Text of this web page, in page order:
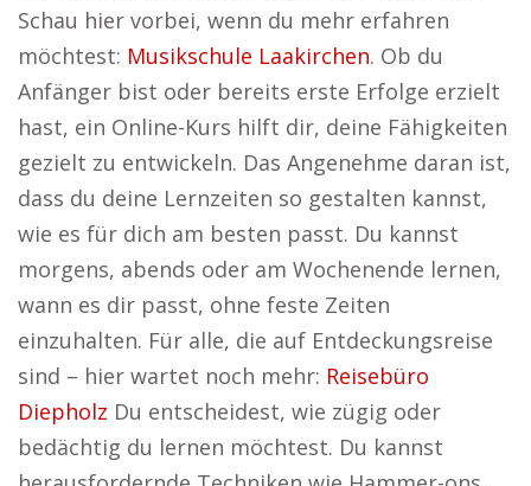
Schau hier vorbei, wenn du mehr erfahren
möchtest: Musikschule Laakirchen. Ob du
Anfänger bist oder bereits erste Erfolge erzielt
hast, ein Online-Kurs hilft dir, deine Fähigkeiten
gezielt zu entwickeln. Das Angenehme daran ist,
dass du deine Lernzeiten so gestalten kannst,
wie es für dich am besten passt. Du kannst
morgens, abends oder am Wochenende lernen,
wann es dir passt, ohne feste Zeiten
einzuhalten. Für alle, die auf Entdeckungsreise
sind – hier wartet noch mehr: Reisebüro
Diepholz Du entscheidest, wie zügig oder
bedächtig du lernen möchtest. Du kannst